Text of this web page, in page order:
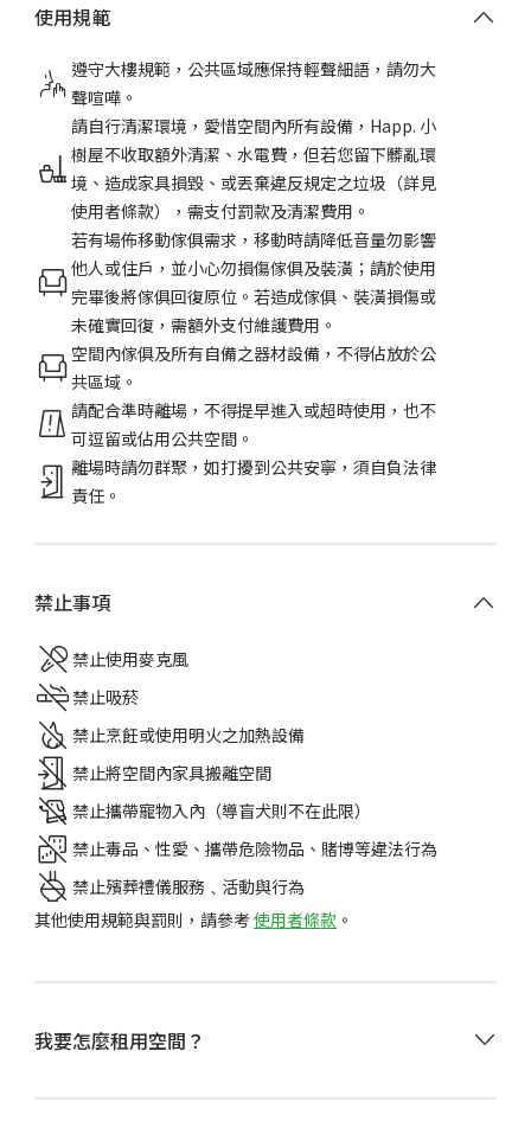
使用規範
遵守大樓規範，公共區域應保持輕聲細語，請勿大
聲喧嘩。
請自行清潔環境，愛惜空間內所有設備，Happ. 小
樹屋不收取額外清潔、水電費，但若您留下髒亂環
境、造成家具損毀、或丟棄違反規定之垃圾（詳見
使用者條款），需支付罰款及清潔費用。
若有場佈移動傢俱需求，移動時請降低音量勿影響
他人或住戶，並小心勿損傷傢俱及裝潢；請於使用
完畢後將傢俱回復原位。若造成傢俱、裝潢損傷或
未確實回復，需額外支付維護費用。
空間內傢俱及所有自備之器材設備，不得佔放於公
共區域。
請配合準時離場，不得提早進入或超時使用，也不
可逗留或佔用公共空間。
離場時請勿群聚，如打擾到公共安寧，須自負法律
責任。
禁止事項
禁止使用麥克風
禁止吸菸
禁止烹飪或使用明火之加熱設備
禁止將空間內家具搬離空間
禁止攜帶寵物入內（導盲犬則不在此限）
禁止毒品、性愛、攜帶危險物品、賭博等違法行為
禁止殯葬禮儀服務﹑活動與行為
其他使用規範與罰則，請參考使用者條款 。
我要怎麼租用空間？
可使用信用卡/金融卡、全盈支付、街口支付、AFTEE先